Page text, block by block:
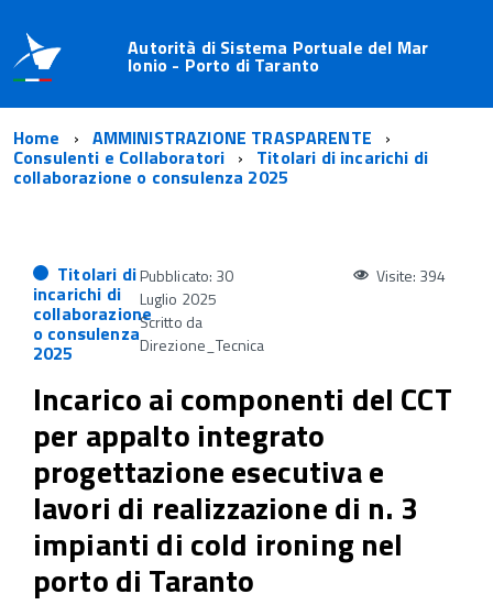
Autorità di Sistema Portuale del Mar
Ionio - Porto di Taranto
Home AMMINISTRAZIONE TRASPARENTE
Consulenti e Collaboratori Titolari di incarichi di
collaborazione o consulenza 2025
Titolari di
incarichi di
collaborazione
o consulenza
2025
Pubblicato: 30
Luglio 2025
Scritto da
Direzione_Tecnica
Visite: 394
Incarico ai componenti del CCT
per appalto integrato
progettazione esecutiva e
lavori di realizzazione di n. 3
impianti di cold ironing nel
porto di Taranto